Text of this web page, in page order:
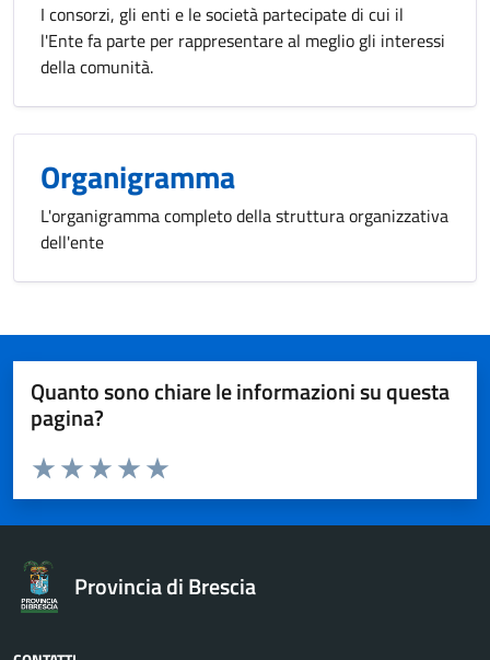
I consorzi, gli enti e le società partecipate di cui il
l'Ente fa parte per rappresentare al meglio gli interessi
della comunità.
Organigramma
L'organigramma completo della struttura organizzativa
dell'ente
Quanto sono chiare le informazioni su questa
pagina?
Valuta da 1 a 5 stelle la pagina
Valuta 5 stelle su 5
Valuta 4 stelle su 5
Valuta 3 stelle su 5
Valuta 2 stelle su 5
Valuta 1 stelle su 5
Provincia di Brescia